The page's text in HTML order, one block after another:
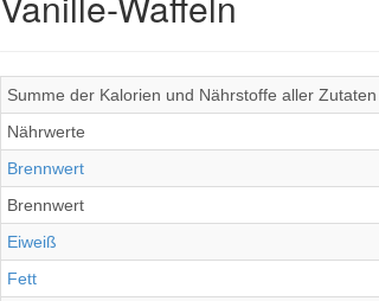
Summe der Kalorien und Nährstoffe aller
Nährwerte
Brennwert
Brennwert
Eiweiß
Fett